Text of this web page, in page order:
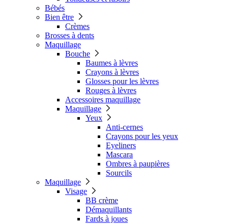
Bébés
Bien être
Crèmes
Brosses à dents
Maquillage
Bouche
Baumes à lèvres
Crayons à lèvres
Glosses pour les lèvres
Rouges à lèvres
Accessoires maquillage
Maquillage
Yeux
Anti-cernes
Crayons pour les yeux
Eyeliners
Mascara
Ombres à paupières
Sourcils
Maquillage
Visage
BB crème
Démaquillants
Fards à joues